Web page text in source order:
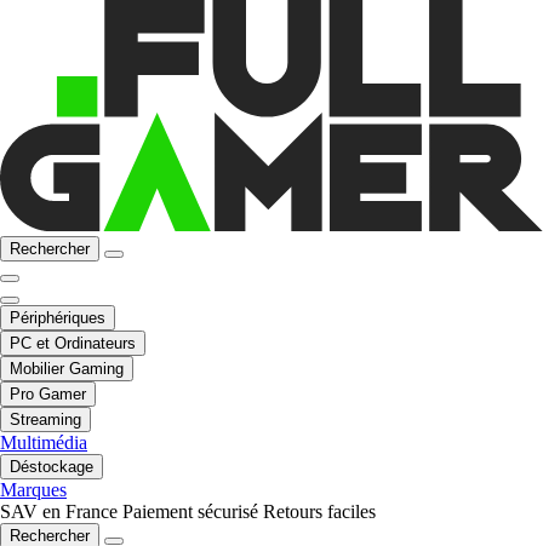
Rechercher
Périphériques
PC et Ordinateurs
Mobilier Gaming
Pro Gamer
Streaming
Multimédia
Déstockage
Marques
SAV en France Paiement sécurisé Retours faciles
Rechercher